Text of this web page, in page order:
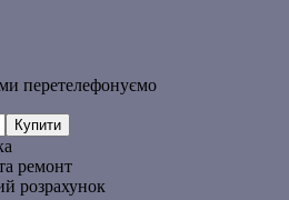
перетелефонуємо
ремонт
розрахунок